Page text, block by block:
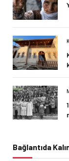
Bağlantıda